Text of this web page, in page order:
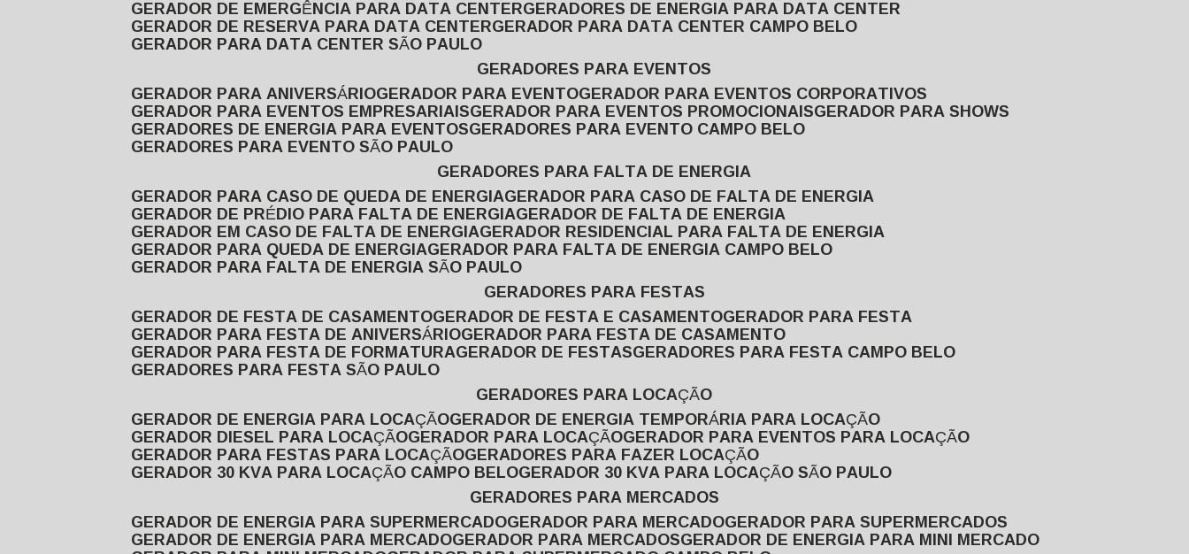
GERADOR DE EMERGÊNCIA PARA DATA CENTER GERADORES DE ENERGIA PARA DATA CENTER
GERADOR DE RESERVA PARA DATA CENTER GERADOR PARA DATA CENTER CAMPO BELO
GERADOR PARA DATA CENTER SÃO PAULO
GERADORES PARA EVENTOS
GERADOR PARA ANIVERSÁRIO GERADOR PARA EVENTO GERADOR PARA EVENTOS CORPORATIVOS
GERADOR PARA EVENTOS EMPRESARIAIS GERADOR PARA EVENTOS PROMOCIONAIS GERADOR PARA SHOWS
GERADORES DE ENERGIA PARA EVENTOS GERADORES PARA EVENTO CAMPO BELO
GERADORES PARA EVENTO SÃO PAULO
GERADORES PARA FALTA DE ENERGIA
GERADOR PARA CASO DE QUEDA DE ENERGIA GERADOR PARA CASO DE FALTA DE ENERGIA
GERADOR DE PRÉDIO PARA FALTA DE ENERGIA GERADOR DE FALTA DE ENERGIA
GERADOR EM CASO DE FALTA DE ENERGIA GERADOR RESIDENCIAL PARA FALTA DE ENERGIA
GERADOR PARA QUEDA DE ENERGIA GERADOR PARA FALTA DE ENERGIA CAMPO BELO
GERADOR PARA FALTA DE ENERGIA SÃO PAULO
GERADORES PARA FESTAS
GERADOR DE FESTA DE CASAMENTO GERADOR DE FESTA E CASAMENTO GERADOR PARA FESTA
GERADOR PARA FESTA DE ANIVERSÁRIO GERADOR PARA FESTA DE CASAMENTO
GERADOR PARA FESTA DE FORMATURA GERADOR DE FESTAS GERADORES PARA FESTA CAMPO BELO
GERADORES PARA FESTA SÃO PAULO
GERADORES PARA LOCAÇÃO
GERADOR DE ENERGIA PARA LOCAÇÃO GERADOR DE ENERGIA TEMPORÁRIA PARA LOCAÇÃO
GERADOR DIESEL PARA LOCAÇÃO GERADOR PARA LOCAÇÃO GERADOR PARA EVENTOS PARA LOCAÇÃO
GERADOR PARA FESTAS PARA LOCAÇÃO GERADORES PARA FAZER LOCAÇÃO
GERADOR 30 KVA PARA LOCAÇÃO CAMPO BELO GERADOR 30 KVA PARA LOCAÇÃO SÃO PAULO
GERADORES PARA MERCADOS
GERADOR DE ENERGIA PARA SUPERMERCADO GERADOR PARA MERCADO GERADOR PARA SUPERMERCADOS
GERADOR DE ENERGIA PARA MERCADO GERADOR PARA MERCADOS GERADOR DE ENERGIA PARA MINI MERCADO